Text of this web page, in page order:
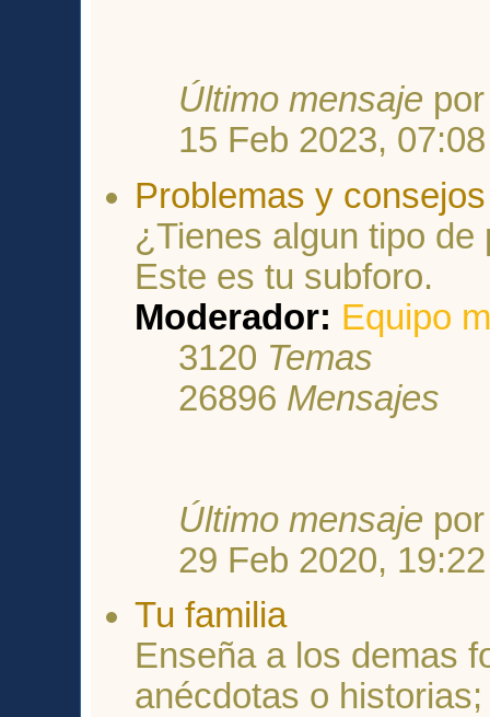
Último mensaje
15 Feb 2023, 07:08
Problemas y
¿Tienes algun tipo
Este es tu subforo.
Moderador: Equipo
3120 Temas
26896 Mensajes
Último mensaje
29 Feb 2020, 19:22
Tu familia
Enseña a los demas
anécdotas o